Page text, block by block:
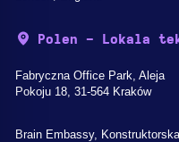
Polen - Lokala
Fabryczna Office Park, Aleja
Pokoju 18, 31-564 Kraków
Brain Embassy, Konstruktorska